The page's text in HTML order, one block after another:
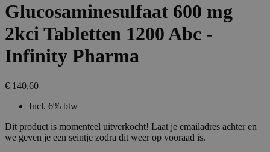
Glucosaminesulfaat 600 mg
2kci Tabletten 1200 Abc -
Infinity Pharma
€ 140,60
Incl. 6% btw
Dit product is momenteel uitverkocht! Laat je emailadres achter en
we geven je een seintje zodra dit weer op vooraad is.